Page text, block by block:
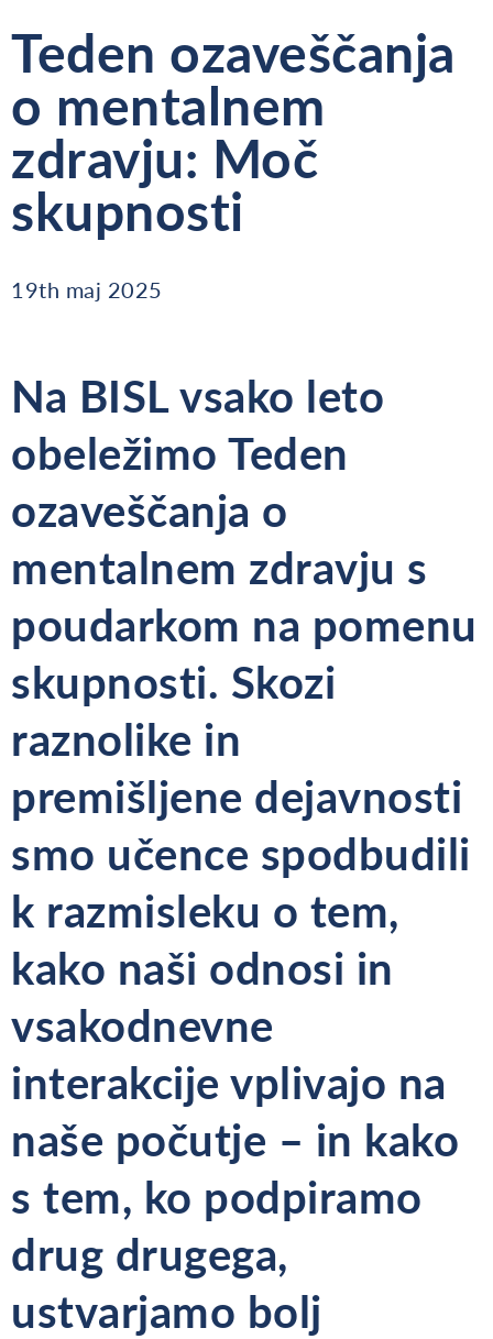
Teden ozaveščanja
o mentalnem
zdravju: Moč
skupnosti
19th maj 2025
Na BISL vsako leto
obeležimo Teden
ozaveščanja o
mentalnem zdravju s
poudarkom na pomenu
skupnosti. Skozi
raznolike in
premišljene dejavnosti
smo učence spodbudili
k razmisleku o tem,
kako naši odnosi in
vsakodnevne
interakcije vplivajo na
naše počutje – in kako
s tem, ko podpiramo
drug drugega,
ustvarjamo bolj